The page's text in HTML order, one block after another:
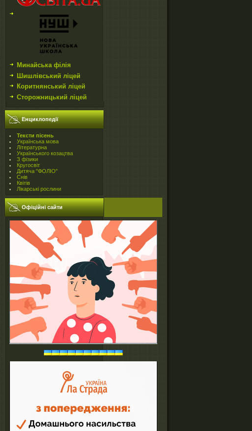
Минайська філія
Шишлівський ліцей
Коритнянський ліцей
Сторожницький ліцей
Енциклопедії
Teксти пісень
Українська мова
Літературна
Українського козацтва
З фізики
Кругосвіт
Дитяча "ФОЛІО"
Снів
Квітів
Лікарські рослини
Офіційні сайти